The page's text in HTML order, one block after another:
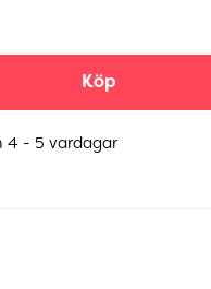
Köp
4 - 5 vardagar